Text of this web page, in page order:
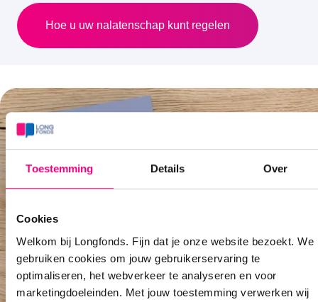
Toestemming Details Over
Cookies
Welkom bij Longfonds. Fijn dat je onze website bezoekt. We
gebruiken cookies om jouw gebruikerservaring te
optimaliseren, het webverkeer te analyseren en voor
marketingdoeleinden. Met jouw toestemming verwerken wij
Hoe u uw nalatenschap kunt regelen